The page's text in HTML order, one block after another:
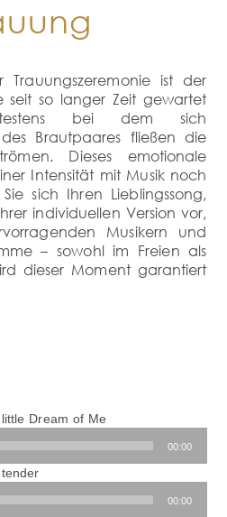
Trauungszeremonie ist der
so langer Zeit gewartet
bei dem sich
Brautpaares fließen die
Dieses emotionale
Intensität mit Musik noch
sich Ihren Lieblingssong,
individuellen Version vor,
Musikern und
– sowohl im Freien als
dieser Moment garantiert
Dream of Me
00:00
00:00